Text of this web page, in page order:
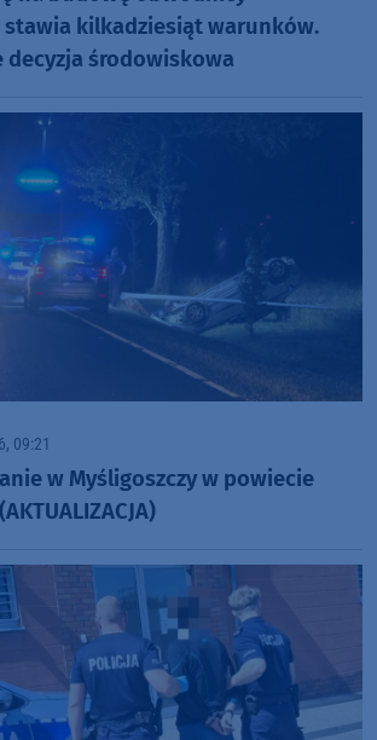
stawia kilkadziesiąt warunków.
decyzja środowiskowa
09:21
w Myśligoszczy w powiecie